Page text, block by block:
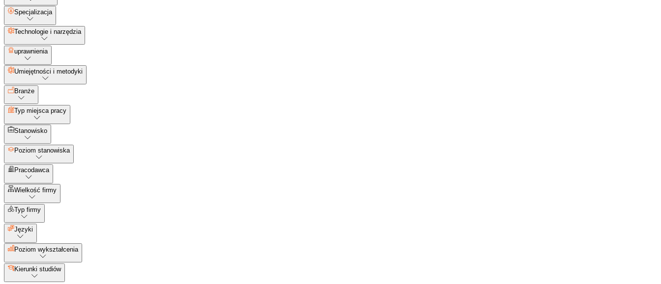
Specjalizacja
Technologie i narzędzia
uprawnienia
Umiejętności i metodyki
Branże
Typ miejsca pracy
Stanowisko
Poziom stanowiska
Pracodawca
Wielkość firmy
Typ firmy
Języki
Poziom wykształcenia
Kierunki studiów